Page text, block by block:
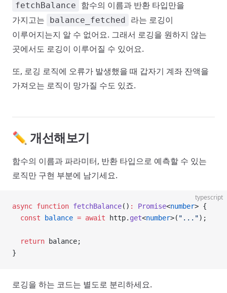
fetchBalance
함수의 이름과 반환 타입만을
가지고는
balance_fetched
라는 로깅이
이루어지는지 알 수 없어요. 그래서 로깅을 원하지 않는
곳에서도 로깅이 이루어질 수 있어요.
또, 로깅 로직에 오류가 발생했을 때 갑자기 계좌 잔액을
가져오는 로직이 망가질 수도 있죠.
✏️ 개선해보기
함수의 이름과 파라미터, 반환 타입으로 예측할 수 있는
로직만 구현 부분에 남기세요.
typescript
async function fetchBalance() : Promise<number> {
  const
balance = await http. get<number>( "...");
  return
balance;
}
로깅을 하는 코드는 별도로 분리하세요.